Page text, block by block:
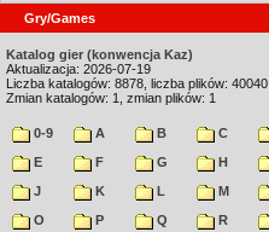
Gry/Games
Katalog gier (konwencja Kaz)
Aktualizacja: 2026-07-19
Liczba katalogów: 8878, liczba plików: 40040
Zmian katalogów: 1, zmian plików: 1
0-9 A B C
E
F G H
J
K L M
O
P Q R